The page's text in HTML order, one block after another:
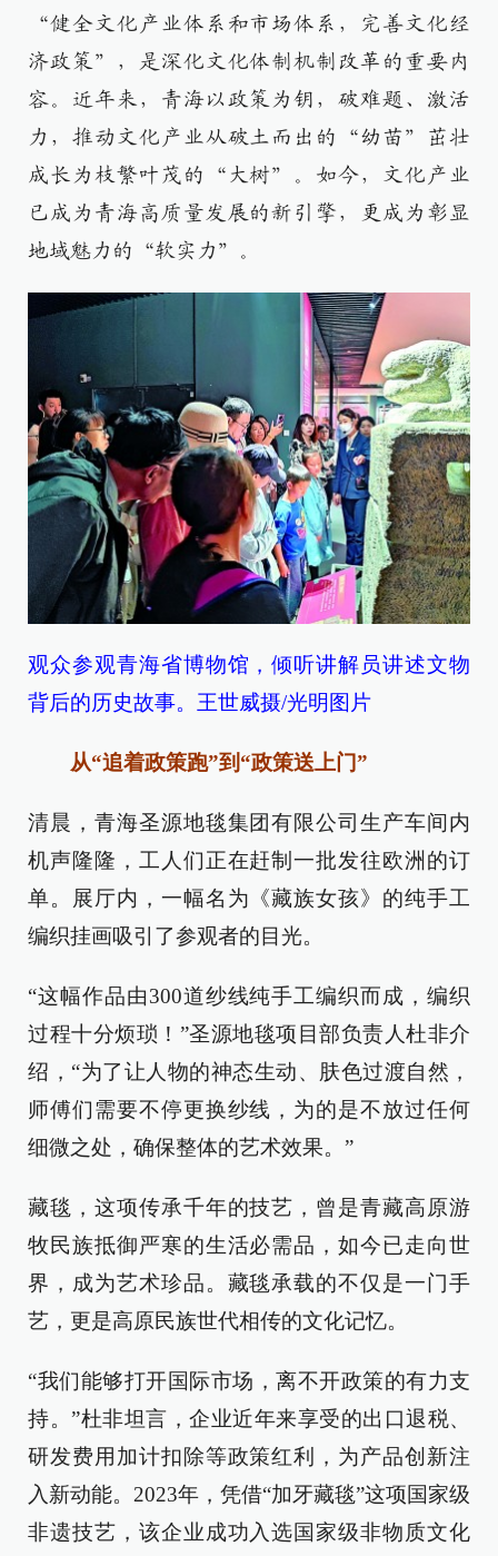
“健全文化产业体系和市场体系，完善文化经
济政策”，是深化文化体制机制改革的重要内
容。近年来，青海以政策为钥，破难题、激活
力，推动文化产业从破土而出的“幼苗”茁壮
成长为枝繁叶茂的“大树”。如今，文化产业
已成为青海高质量发展的新引擎，更成为彰显
地域魅力的“软实力”。
观众参观青海省博物馆，倾听讲解员讲述文物
背后的历史故事。王世威摄/光明图片
从“追着政策跑”到“政策送上门”
清晨，青海圣源地毯集团有限公司生产车间内
机声隆隆，工人们正在赶制一批发往欧洲的订
单。展厅内，一幅名为《藏族女孩》的纯手工
编织挂画吸引了参观者的目光。
“这幅作品由300道纱线纯手工编织而成，编织
过程十分烦琐！”圣源地毯项目部负责人杜非介
绍，“为了让人物的神态生动、肤色过渡自然，
师傅们需要不停更换纱线，为的是不放过任何
细微之处，确保整体的艺术效果。”
藏毯，这项传承千年的技艺，曾是青藏高原游
牧民族抵御严寒的生活必需品，如今已走向世
界，成为艺术珍品。藏毯承载的不仅是一门手
艺，更是高原民族世代相传的文化记忆。
“我们能够打开国际市场，离不开政策的有力支
持。”杜非坦言，企业近年来享受的出口退税、
研发费用加计扣除等政策红利，为产品创新注
入新动能。2023年，凭借“加牙藏毯”这项国家级
非遗技艺，该企业成功入选国家级非物质文化